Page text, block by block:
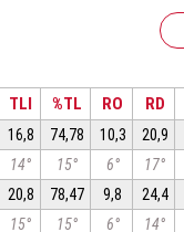
TLI %TL RO RD
16,8 74,78 10,3 20,9
14° 15° 6° 17°
20,8 78,47 9,8 24,4
15° 15° 6° 14°